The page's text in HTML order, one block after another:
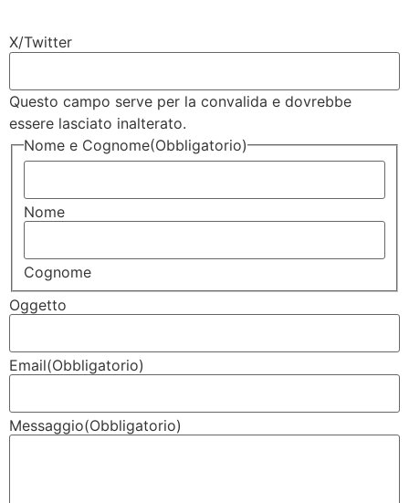
X/Twitter
Questo campo serve per la convalida e dovrebbe
essere lasciato inalterato.
Nome e Cognome(Obbligatorio)
Nome
Cognome
Oggetto
Email(Obbligatorio)
Messaggio(Obbligatorio)